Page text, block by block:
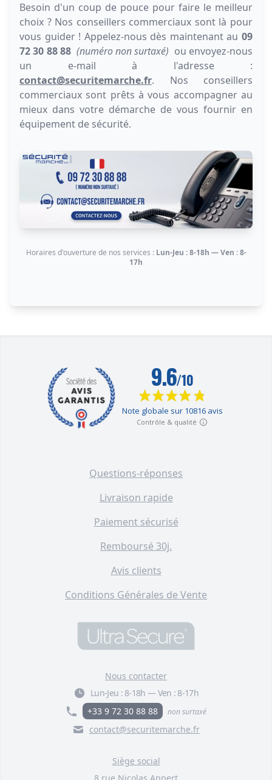
Besoin d'un coup de pouce pour faire le meilleur
choix ? Nos conseillers commerciaux sont là pour
vous guider ! Appelez-nous dès maintenant au 09
72 30 88 88 (numéro non surtaxé) ou envoyez-nous
un e-mail à l'adresse :
contact@securitemarche.fr. Nos conseillers
commerciaux sont prêts à vous accompagner au
mieux dans votre démarche de vous fournir en
équipement de sécurité.
Horaires d'ouverture de nos services : Lun-Jeu : 8-18h — Ven : 8-
17h
Questions-réponses
Livraison rapide
Paiement sécurisé
Remboursé 30j.
Avis clients
Conditions Générales de Vente
Nous contacter
Lun-Jeu : 8-18h —Ven : 8-17h
+33 9 72 30 88 88
non surtaxé
contact@securitemarche.fr
Siège social